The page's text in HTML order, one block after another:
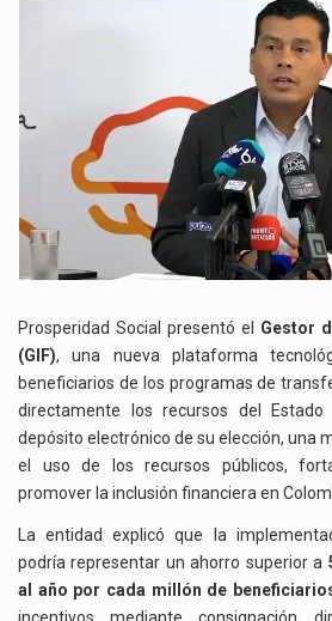
SOCIAL
PAGO
DE
SUBSIDIOS
Y
PROYECTA
AHORROS
A
ANUALES
Prosperidad Social presentó el Gestor
(GIF), una nueva plataforma
beneficiarios de los programas de
directamente los recursos del
depósito electrónico de su elección, una
el uso de los recursos públicos,
promover la inclusión financiera en
La entidad explicó que la
podría representar un ahorro superior a
al año por cada millón de